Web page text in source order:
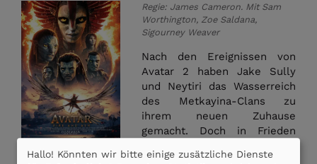
Regie: James Cameron. Mit Sam
Worthington, Zoe Saldana,
Sigourney Weaver
Nach den Ereignissen von
Avatar 2 haben Jake Sully
und Neytiri das Wasserreich
des Metkayina-Clans zu
ihrem neuen Zuhause
gemacht. Doch in Frieden
bleiben. Miles Quaritch ist
Hallo! Könnten wir bitte einige zusätzliche Dienste